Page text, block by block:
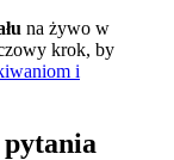
na żywo w
krok, by
i
pytania